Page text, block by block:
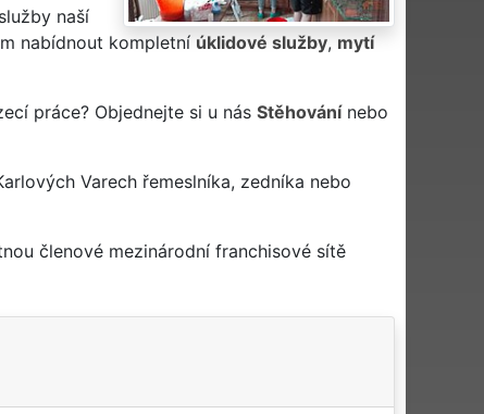
naší
nabídnout kompletní úklidové služby, mytí
práce? Objednejte si u nás Stěhovánínebo
Varech řemeslníka, zedníka nebo
členové mezinárodní franchisové sítě